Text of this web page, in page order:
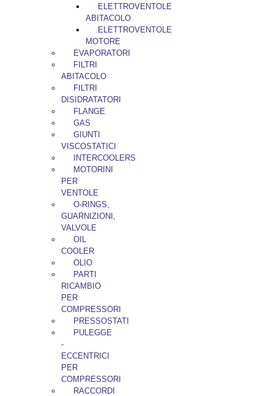
ELETTROVENTOLE
ABITACOLO
ELETTROVENTOLE
MOTORE
EVAPORATORI
FILTRI
ABITACOLO
FILTRI
DISIDRATATORI
FLANGE
GAS
GIUNTI
VISCOSTATICI
INTERCOOLERS
MOTORINI
PER
VENTOLE
O-RINGS,
GUARNIZIONI,
VALVOLE
OIL
COOLER
OLIO
PARTI
RICAMBIO
PER
COMPRESSORI
PRESSOSTATI
PULEGGE
-
ECCENTRICI
PER
COMPRESSORI
RACCORDI